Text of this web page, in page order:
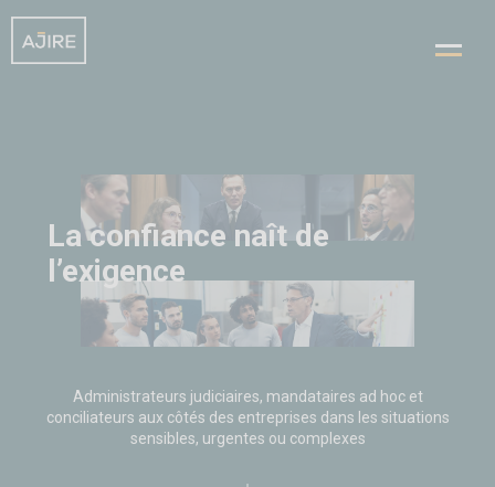
content
La confiance naît de
l’exigence
Administrateurs judiciaires, mandataires ad hoc et
conciliateurs aux côtés des entreprises dans les situations
sensibles, urgentes ou complexes